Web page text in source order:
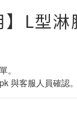
】L型淋
。
與客服人員確認。